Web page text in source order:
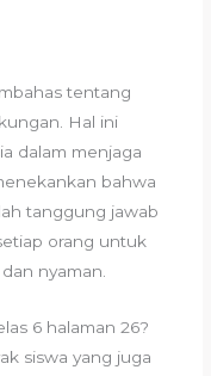
tentang
Hal ini
dalam menjaga
bahwa
tanggung jawab
orang untuk
nyaman.
6 halaman 26?
siswa yang juga